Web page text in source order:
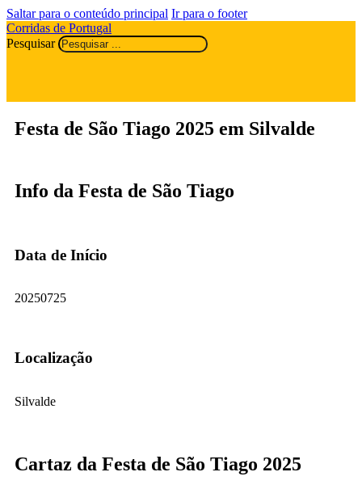
Saltar para o conteúdo principal Ir para o footer
Corridas de Portugal
Pesquisar
Festa de São Tiago 2025 em Silvalde
Info da Festa de São Tiago
Data de Início
20250725
Localização
Silvalde
Cartaz da Festa de São Tiago 2025